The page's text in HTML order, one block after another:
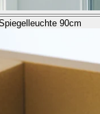
90cm